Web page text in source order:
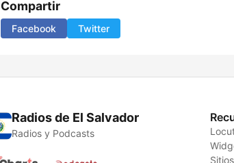
Compartir
Facebook Twitter
Radios de El Salvador
Radios y Podcasts